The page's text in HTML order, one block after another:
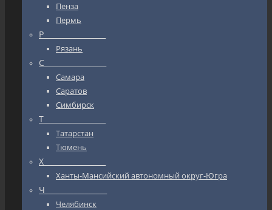
Пенза
Пермь
Р_________________
Рязань
С_________________
Самара
Саратов
Симбирск
Т_________________
Татарстан
Тюмень
Х_________________
Ханты-Мансийский автономный округ-Югра
Ч_________________
Челябинск